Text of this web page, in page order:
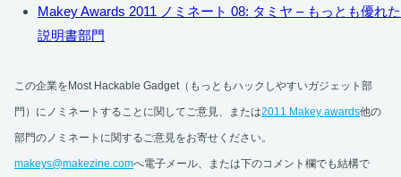
Makey Awards 2011 ノミネート 08: タミヤ – もっとも優れた
説明書部門
この企業をMost Hackable Gadget（もっともハックしやすいガジェット部
門）にノミネートすることに関してご意見、または2011 Makey awards他の
部門のノミネートに関するご意見をお寄せください。
makeys@makezine.comへ電子メール、または下のコメント欄でも結構で